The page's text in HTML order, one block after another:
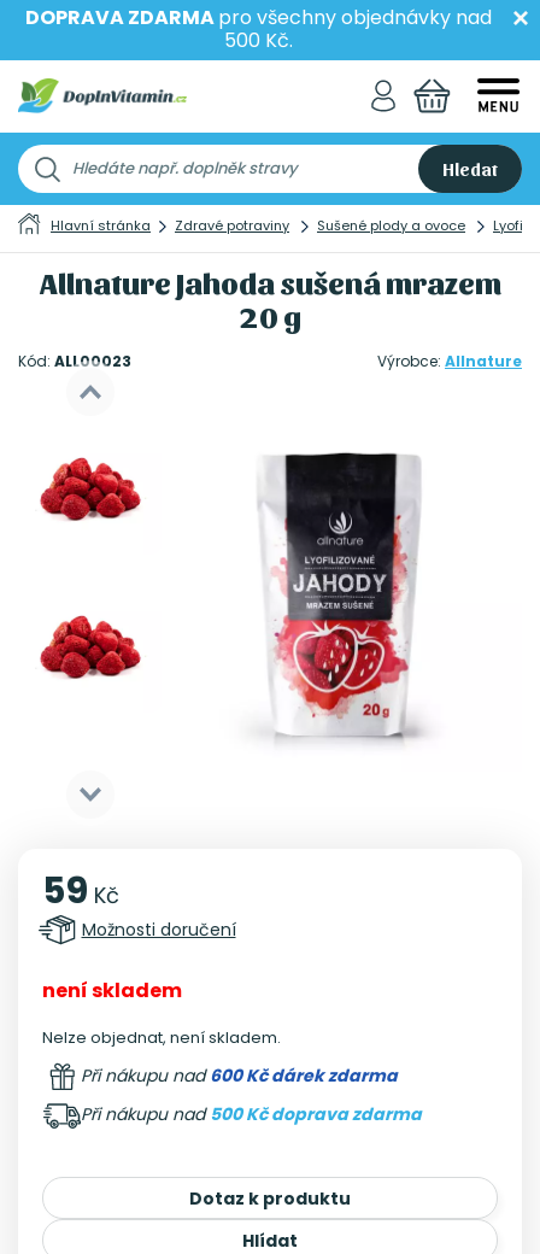
DOPRAVA ZDARMApro všechny objednávky nad
500 Kč.
Hledat
Hlavní stránka Zdravé potraviny Sušené plody a ovoce
Allnature Jahoda sušená mrazem
20 g
Kód: ALL00023 Výrobce: Allnature
59 Kč
Možnosti doručení
není skladem
Nelze objednat, není skladem.
Při nákupu nad600 Kč dárek zdarma
Při nákupu nad 500 Kč doprava zdarma
Dotaz k produktu
Hlídat